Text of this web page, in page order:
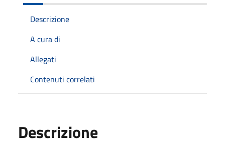
Descrizione
A cura di
Allegati
Contenuti correlati
Descrizione